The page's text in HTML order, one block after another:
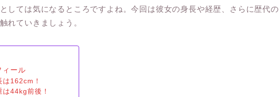
しては気になるところですよね。今回は彼女の身長や経歴、さらに歴代の
れていきましょう。
ィール
162cm！
44kg前後！